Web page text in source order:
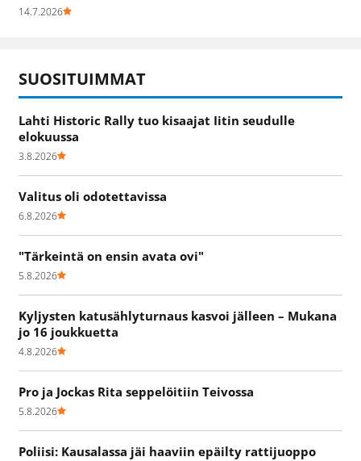
14.7.2026
SUOSITUIMMAT
Lahti Historic Rally tuo kisaajat Iitin seudulle
elokuussa
3.8.2026
Valitus oli odotettavissa
6.8.2026
"Tärkeintä on ensin avata ovi"
5.8.2026
Kyljysten katusählyturnaus kasvoi jälleen – Mukana
jo 16 joukkuetta
4.8.2026
Pro ja Jockas Rita seppelöitiin Teivossa
5.8.2026
Poliisi: Kausalassa jäi haaviin epäilty rattijuoppo